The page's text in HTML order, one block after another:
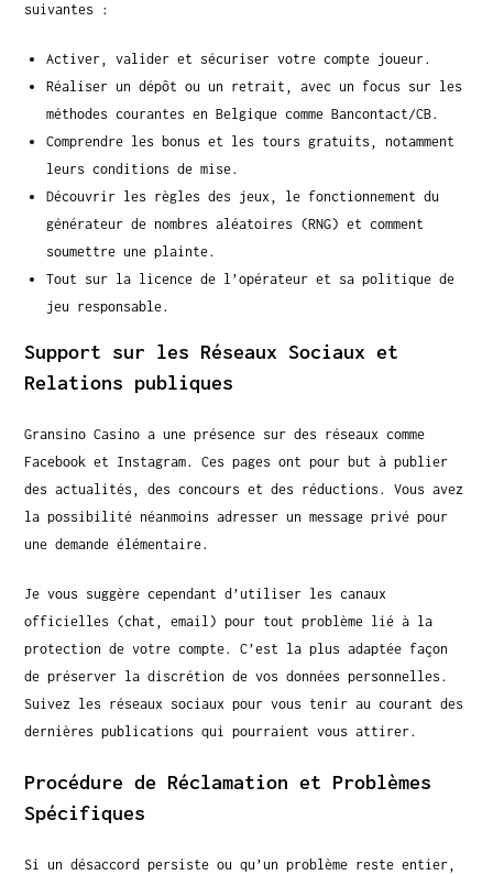
suivantes :
Activer, valider et sécuriser votre compte joueur.
Réaliser un dépôt ou un retrait, avec un focus sur les
méthodes courantes en Belgique comme Bancontact/CB.
Comprendre les bonus et les tours gratuits, notamment
leurs conditions de mise.
Découvrir les règles des jeux, le fonctionnement du
générateur de nombres aléatoires (RNG) et comment
soumettre une plainte.
Tout sur la licence de l’opérateur et sa politique de
jeu responsable.
Support sur les Réseaux Sociaux et
Relations publiques
Gransino Casino a une présence sur des réseaux comme
Facebook et Instagram. Ces pages ont pour but à publier
des actualités, des concours et des réductions. Vous avez
la possibilité néanmoins adresser un message privé pour
une demande élémentaire.
Je vous suggère cependant d’utiliser les canaux
officielles (chat, email) pour tout problème lié à la
protection de votre compte. C’est la plus adaptée façon
de préserver la discrétion de vos données personnelles.
Suivez les réseaux sociaux pour vous tenir au courant des
dernières publications qui pourraient vous attirer.
Procédure de Réclamation et Problèmes
Spécifiques
Si un désaccord persiste ou qu’un problème reste entier,